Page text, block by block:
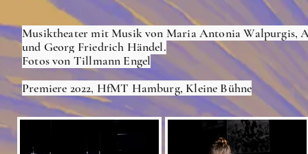
Musiktheater mit Musik von Maria Antonia Walpurgis,
und Georg Friedrich Händel.
Fotos von Tillmann Engel
Premiere 2022, HfMT Hamburg, Kleine Bühne